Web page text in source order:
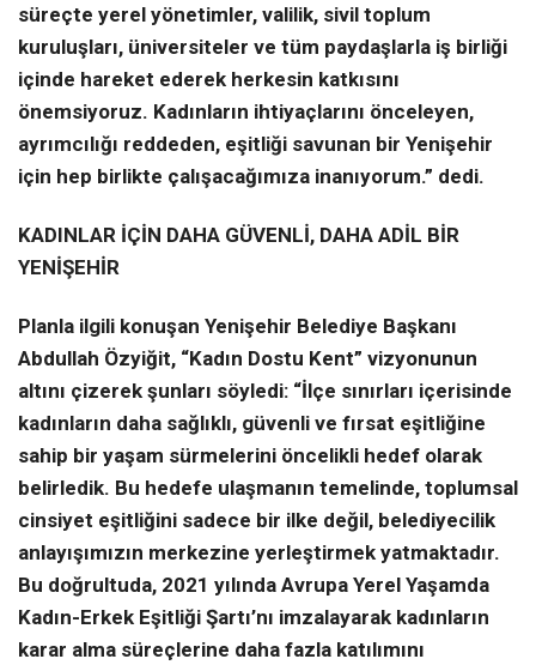
süreçte yerel yönetimler, valilik, sivil toplum
kuruluşları, üniversiteler ve tüm paydaşlarla iş birliği
içinde hareket ederek herkesin katkısını
önemsiyoruz. Kadınların ihtiyaçlarını önceleyen,
ayrımcılığı reddeden, eşitliği savunan bir Yenişehir
için hep birlikte çalışacağımıza inanıyorum.” dedi.
KADINLAR İÇİN DAHA GÜVENLİ, DAHA ADİL BİR
YENİŞEHİR
Planla ilgili konuşan Yenişehir Belediye Başkanı
Abdullah Özyiğit, “Kadın Dostu Kent” vizyonunun
altını çizerek şunları söyledi: “İlçe sınırları içerisinde
kadınların daha sağlıklı, güvenli ve fırsat eşitliğine
sahip bir yaşam sürmelerini öncelikli hedef olarak
belirledik. Bu hedefe ulaşmanın temelinde, toplumsal
cinsiyet eşitliğini sadece bir ilke değil, belediyecilik
anlayışımızın merkezine yerleştirmek yatmaktadır.
Bu doğrultuda, 2021 yılında Avrupa Yerel Yaşamda
Kadın-Erkek Eşitliği Şartı’nı imzalayarak kadınların
karar alma süreçlerine daha fazla katılımını